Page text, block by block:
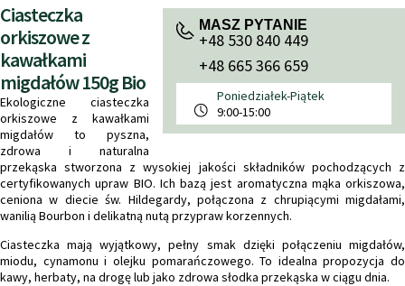
MASZ PYTANIE
+48 530 840 449
+48 665 366 659
Poniedziałek-Piątek
9:00-15:00
Ciasteczka
orkiszowe z
kawałkami
migdałów 150g Bio
Ekologiczne ciasteczka
orkiszowe z kawałkami
migdałów to pyszna,
zdrowa i naturalna
przekąska stworzona z wysokiej jakości składników pochodzących z
certyfikowanych upraw BIO. Ich bazą jest aromatyczna mąka orkiszowa,
ceniona w diecie św. Hildegardy, połączona z chrupiącymi migdałami,
wanilią Bourbon i delikatną nutą przypraw korzennych.
Ciasteczka mają wyjątkowy, pełny smak dzięki połączeniu migdałów,
miodu, cynamonu i olejku pomarańczowego. To idealna propozycja do
kawy, herbaty, na drogę lub jako zdrowa słodka przekąska w ciągu dnia.